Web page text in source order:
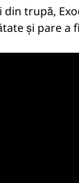
trupă,
și pare a